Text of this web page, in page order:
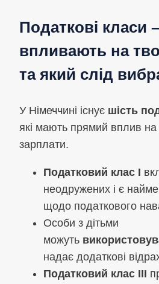
Податкові класи
впливають на
та який слід
У Німеччині існує шість
які мають прямий вплив на
зарплати.
Податковий клас I
неодружених і є
щодо податкового
Особи з дітьми
можуть
надає додаткові
Податковий клас III